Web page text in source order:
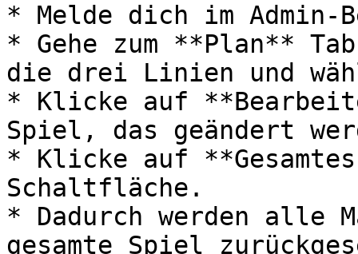
* Melde dich im Admin-
* Gehe zum **Plan**
die drei Linien und
* Klicke auf
Spiel, das geändert
* Klicke auf
Schaltfläche.
* Dadurch werden alle
gesamte Spiel